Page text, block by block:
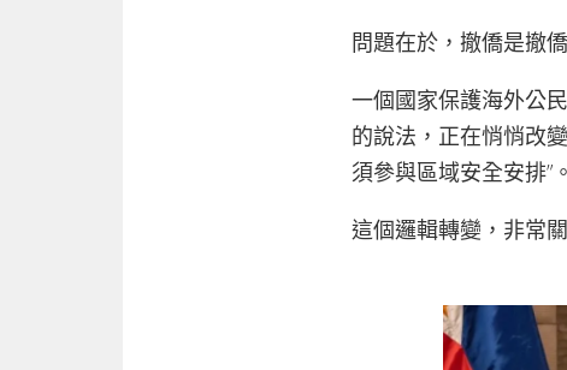
問題在於，撤僑是撤
一個國家保護海外公
的說法，正在悄悄改
須參與區域安全安排”。
這個邏輯轉變，非常